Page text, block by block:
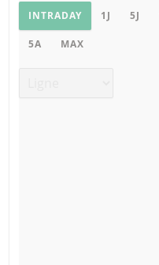
Graphique
INTRADAY 1J 5J
5A MAX